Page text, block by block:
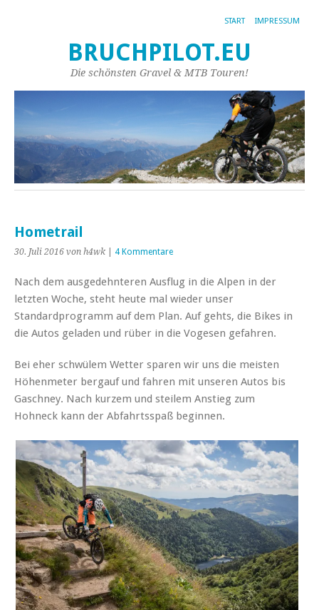
START IMPRESSUM
BRUCHPILOT.EU
Die schönsten Gravel & MTB Touren!
Hometrail
30. Juli 2016 von h4wk 4 Kommentare
Nach dem ausgedehnteren Ausflug in die Alpen in der
letzten Woche, steht heute mal wieder unser
Standardprogramm auf dem Plan. Auf gehts, die Bikes in
die Autos geladen und rüber in die Vogesen gefahren.
Bei eher schwülem Wetter sparen wir uns die meisten
Höhenmeter bergauf und fahren mit unseren Autos bis
Gaschney. Nach kurzem und steilem Anstieg zum
Hohneck kann der Abfahrtsspaß beginnen.